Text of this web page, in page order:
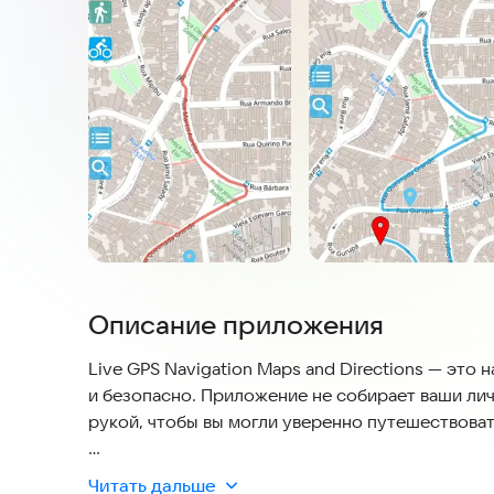
Описание приложения
Live GPS Navigation Maps and Directions — это
и безопасно. Приложение не собирает ваши
рукой, чтобы вы могли уверенно
🗺️ ОНЛАЙН-КАРТЫ В РЕАЛЬНОМ ВРЕМЕНИ
Читать дальше